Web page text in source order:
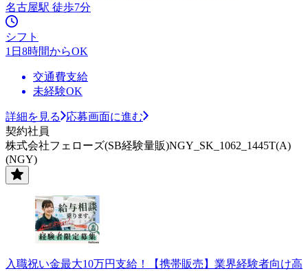
名古屋駅 徒歩7分
シフト
1日8時間からOK
交通費支給
未経験OK
詳細を見る
応募画面に進む
契約社員
株式会社フェローズ(SB経験量販)NGY_SK_1062_1445T(A)
(NGY)
入職祝い金最大10万円支給！【携帯販売】業界経験者向け高